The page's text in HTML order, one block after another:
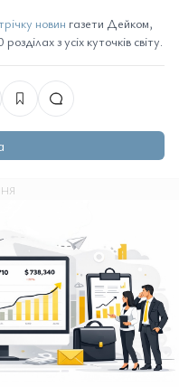
новин газети Дейком,
з усіх куточків світу.